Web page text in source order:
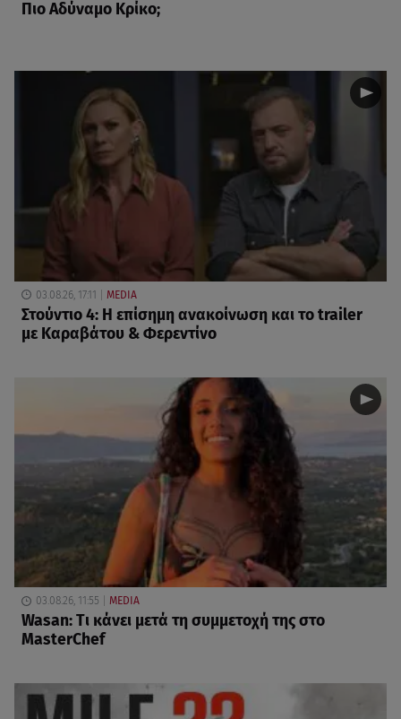
Πιο Αδύναμο Κρίκο;
03.08.26, 17:11 MEDIA
Στούντιο 4: Η επίσημη ανακοίνωση και το trailer
με Καραβάτου & Φερεντίνο
03.08.26, 11:55 MEDIA
Wasan: Tι κάνει μετά τη συμμετοχή της στο
MasterChef